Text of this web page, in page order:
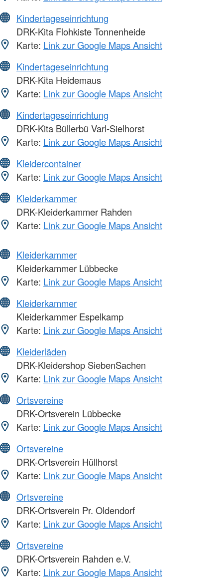
Kindertageseinrichtung
DRK-Kita Flohkiste Tonnenheide
Karte: Link zur Google Maps Ansicht
Kindertageseinrichtung
DRK-Kita Heidemaus
Karte: Link zur Google Maps Ansicht
Kindertageseinrichtung
DRK-Kita Büllerbü Varl-Sielhorst
Karte: Link zur Google Maps Ansicht
Kleidercontainer
Karte: Link zur Google Maps Ansicht
Kleiderkammer
DRK-Kleiderkammer Rahden
Karte: Link zur Google Maps Ansicht
Kleiderkammer
Kleiderkammer Lübbecke
Karte: Link zur Google Maps Ansicht
Kleiderkammer
Kleiderkammer Espelkamp
Karte: Link zur Google Maps Ansicht
Kleiderläden
DRK-Kleidershop SiebenSachen
Karte: Link zur Google Maps Ansicht
Ortsvereine
DRK-Ortsverein Lübbecke
Karte: Link zur Google Maps Ansicht
Ortsvereine
DRK-Ortsverein Hüllhorst
Karte: Link zur Google Maps Ansicht
Ortsvereine
DRK-Ortsverein Pr. Oldendorf
Karte: Link zur Google Maps Ansicht
Ortsvereine
DRK-Ortsverein Rahden e.V.
Karte: Link zur Google Maps Ansicht